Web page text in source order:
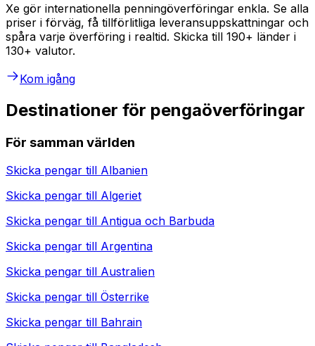
Xe gör internationella penningöverföringar enkla. Se alla
priser i förväg, få tillförlitliga leveransuppskattningar och
spåra varje överföring i realtid. Skicka till 190+ länder i
130+ valutor.
Kom igång
Destinationer för pengaöverföringar
För samman världen
Skicka pengar till Albanien
Skicka pengar till Algeriet
Skicka pengar till Antigua och Barbuda
Skicka pengar till Argentina
Skicka pengar till Australien
Skicka pengar till Österrike
Skicka pengar till Bahrain